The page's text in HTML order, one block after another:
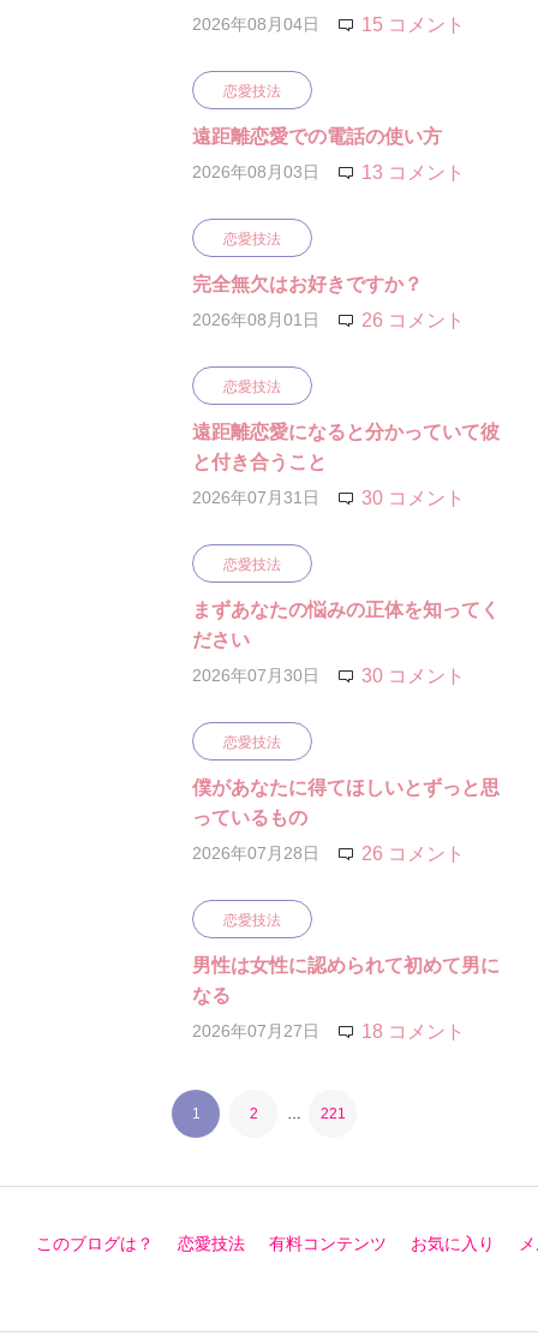
2026年08月04日 15 コメント
恋愛技法
遠距離恋愛での電話の使い方
2026年08月03日 13 コメント
恋愛技法
完全無欠はお好きですか？
2026年08月01日 26 コメント
恋愛技法
遠距離恋愛になると分かっていて彼
と付き合うこと
2026年07月31日 30 コメント
恋愛技法
まずあなたの悩みの正体を知ってく
ださい
2026年07月30日 30 コメント
恋愛技法
僕があなたに得てほしいとずっと思
っているもの
2026年07月28日 26 コメント
恋愛技法
男性は女性に認められて初めて男に
なる
2026年07月27日 18 コメント
1 2 … 221
このブログは？ 恋愛技法 有料コンテンツ お気に入り